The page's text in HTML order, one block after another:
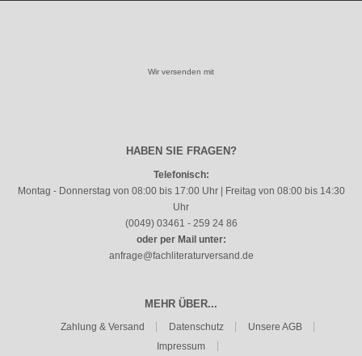
Wir versenden mit
HABEN SIE FRAGEN?
Telefonisch:
Montag - Donnerstag von 08:00 bis 17:00 Uhr | Freitag von 08:00 bis 14:30
Uhr
(0049) 03461 - 259 24 86
oder per Mail unter:
anfrage@fachliteraturversand.de
MEHR ÜBER...
Zahlung & Versand Datenschutz
Unsere AGB
Impressum